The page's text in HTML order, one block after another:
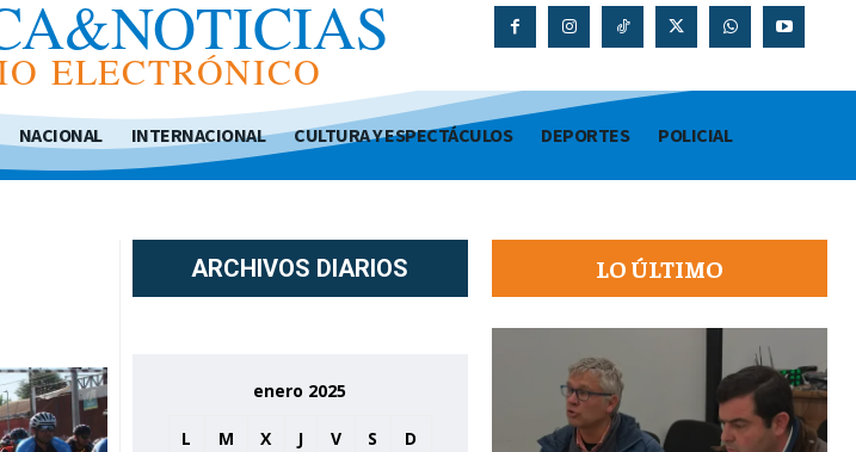
ELECTRÓNICO
NACIONAL INTERNACIONAL CULTURA Y ESPECTÁCULOS DEPORTES POLICIAL
ARCHIVOS DIARIOS
enero 2025
L M X J V S D
LO ÚLTIMO